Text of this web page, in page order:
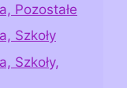
Pozostałe
Szkoły
Szkoły,